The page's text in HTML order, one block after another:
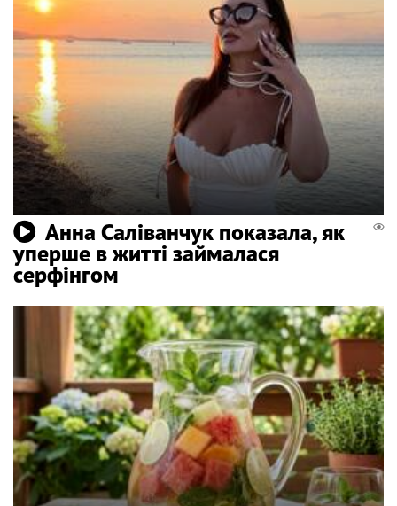
Анна Саліванчук показала, як
уперше в житті займалася
серфінгом